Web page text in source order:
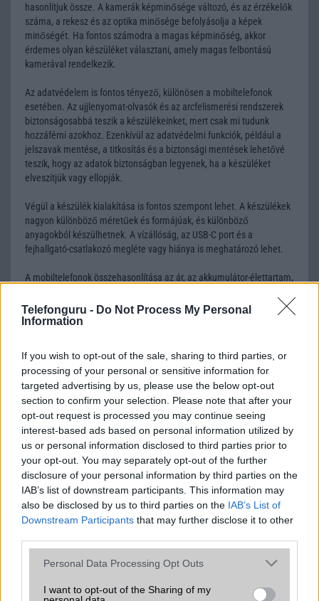
Telefonguru - Do Not Process My Personal
Information
If you wish to opt-out of the sale, sharing to third parties, or
processing of your personal or sensitive information for
targeted advertising by us, please use the below opt-out
section to confirm your selection. Please note that after your
opt-out request is processed you may continue seeing
interest-based ads based on personal information utilized by
us or personal information disclosed to third parties prior to
your opt-out. You may separately opt-out of the further
disclosure of your personal information by third parties on the
IAB’s list of downstream participants. This information may
also be disclosed by us to third parties on the IAB’s List of
Downstream Participants that may further disclose it to other
Please note that this website/app uses one or more Google
not limited to your visit or usage behaviour. You may click to
Personal Data Processing Opt Outs
I want to opt-out of the Sharing of my
hasonlítjuk össze. A kamerák képminősége változó, és az érzékelők
száma, a rekesz és az optika minősége befolyásolja a képek
minőségét. Ha fontos számodra a magas képminőség, akkor
érdemes olyan készüléket választani, amely magas felbontású
kamerával rendelkezik.
Az adatvédelem is fontos tényező, különösen a mobiltelefonok
esetében. Az ujjlenyomat-olvasók és az arcfelismerési rendszerek
biztonságosabbá teszik a készülékeinket, mert csak mi tudunk
hozzáférni azokhoz. Ezenkívül az adatvédelmi funkciók, például a
jelszavak mentése, a titkosítás és a biztonsági mentések lehetővé
teszik, hogy az adatok biztonságban legyenek, ha a készüléket
elveszítjük vagy ellopják.
Végül a készülék kialakítása is fontos szempont lehet. A készülékek
nagyon különböző méretűek és formájúak, és különböző
anyagokból készülhetnek. A vízállóság, az USB-C port és a
fejhallgató-csatlakozó megléte vagy hiánya is meghatározó lehet.
A mobiltelefonok összehasonlítása az ár, az akkumulátor-élettartam,
kialakítás szempontjából döntő fontosságú lehet. Ezek a
szempontok kritikusak ahhoz, hogy megtaláljuk azokat a
Végül azt is fontos tudni, hogy a mobiltelefonok összehasonlítása
során minden felhasználó egyéni preferenciákkal rendelkezik, így a
választásuk eltérhet. Azonban azok, akik számára fontos a nagyobb
kijelző, hosszabb üzemidő, hatékony
MOBILTELEFON MÁRKÁK
Apple
Huawei